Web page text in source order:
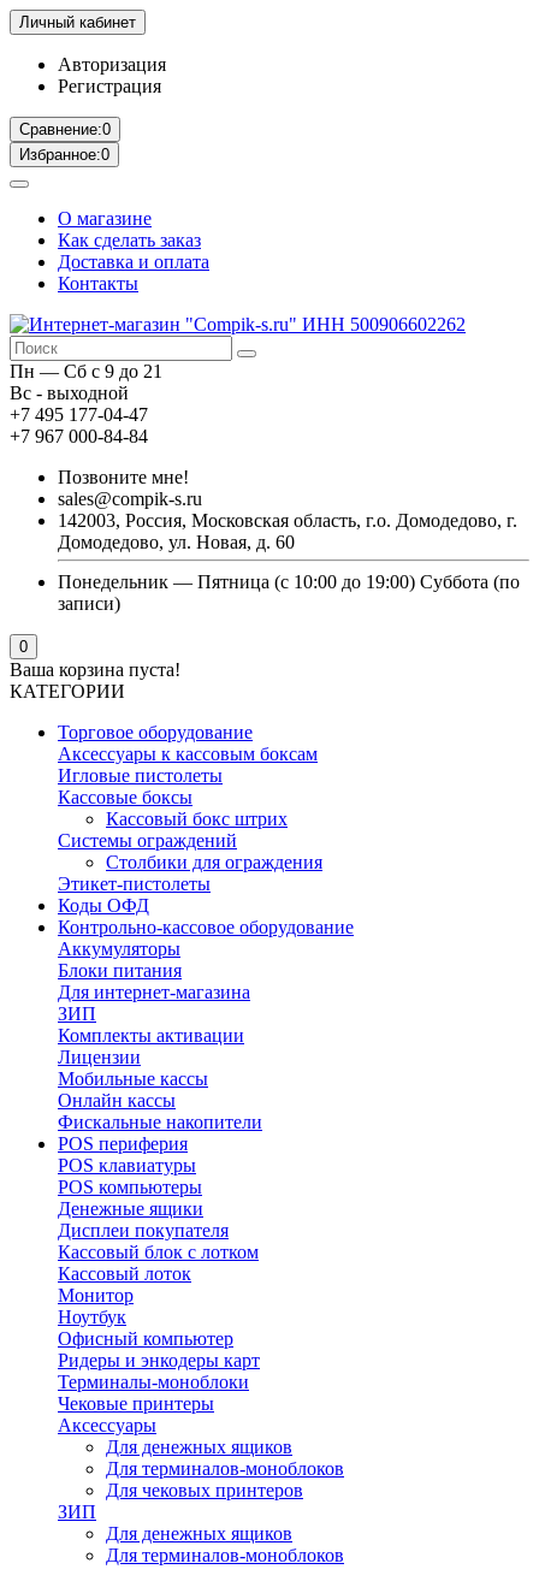
Личный кабинет
Авторизация
Регистрация
Сравнение:0
Избранное:0
О магазине
Как сделать заказ
Доставка и оплата
Контакты
Пн — Сб с 9 до 21
Вс - выходной
+7 495 177-04-47
+7 967 000-84-84
Позвоните мне!
sales@compik-s.ru
142003, Россия, Московская область, г.о. Домодедово, г.
Домодедово, ул. Новая, д. 60
Понедельник — Пятница (с 10:00 до 19:00) Суббота (по
записи)
0
Ваша корзина пуста!
КАТЕГОРИИ
Торговое оборудование
Аксессуары к кассовым боксам
Игловые пистолеты
Кассовые боксы
Кассовый бокс штрих
Системы ограждений
Столбики для ограждения
Этикет-пистолеты
Коды ОФД
Контрольно-кассовое оборудование
Аккумуляторы
Блоки питания
Для интернет-магазина
ЗИП
Комплекты активации
Лицензии
Мобильные кассы
Онлайн кассы
Фискальные накопители
POS периферия
POS клавиатуры
POS компьютеры
Денежные ящики
Дисплеи покупателя
Кассовый блок с лотком
Кассовый лоток
Монитор
Ноутбук
Офисный компьютер
Ридеры и энкодеры карт
Терминалы-моноблоки
Чековые принтеры
Аксессуары
Для денежных ящиков
Для терминалов-моноблоков
Для чековых принтеров
ЗИП
Для денежных ящиков
Для терминалов-моноблоков